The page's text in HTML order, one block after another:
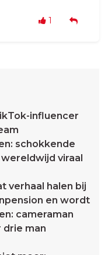
1
influencer
schokkende
viraal
verhaal halen bij
en wordt
cameraman
drie man